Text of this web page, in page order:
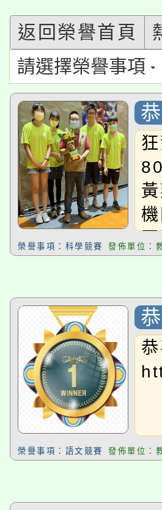
場熱烈登場!
徵才活動。
YOUNG桃
局官網。
8月14至27
開!
115年桃園
田徑場及游
桃園市低收
視費優惠，
半價優惠，
者。
大園自造教
份教師增能
大溪自造教
份教師研習
淨零綠生活
會
115年食農
返回榮譽首頁
請選擇榮譽事項
榮譽事項：科學競賽 發佈單位：
榮譽事項：語文競賽 發佈單位：